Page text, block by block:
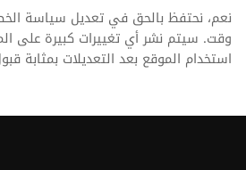
نعم، نحتفظ بالحق في تعديل سياسة
وقت. سيتم نشر أي تغييرات كبيرة على
استخدام الموقع بعد التعديلات بمثابة